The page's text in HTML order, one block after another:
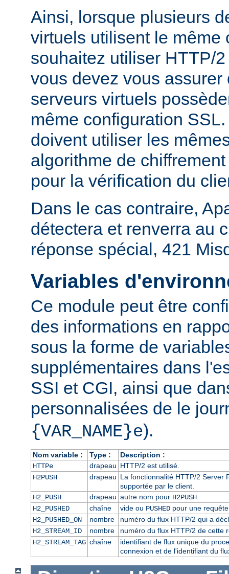
Ainsi, lorsque plusieurs
virtuels utilisent le même
souhaitez utiliser HTTP/
vous devez vous assurer
serveurs virtuels
même configuration
doivent utiliser les
algorithme de
pour la vérification du
Dans le cas contraire,
détectera et renverra au
réponse spécial, 421
Variables
Ce module peut être
des informations en
sous la forme de
supplémentaires dans
SSI et CGI, ainsi que
personnalisées de le
{VAR_NAME}e).
Nom variable : Type :
Description :
HTTPe
drapeau HTTP/2 est utilisé.
H2PUSH
drapeau La fonctionnalité HTTP/2 Server
supportée par le client.
H2_PUSH
drapeau autre nom pour H2PUSH
H2_PUSHED
chaîne vide ou PUSHEDpour une
H2_PUSHED_ON
nombre
numéro du flux HTTP/2 qui a
H2_STREAM_ID
nombre
numéro du flux HTTP/2 de cette
H2_STREAM_TAG chaîne
identifiant de flux unique du
connexion et de l'identifiant du